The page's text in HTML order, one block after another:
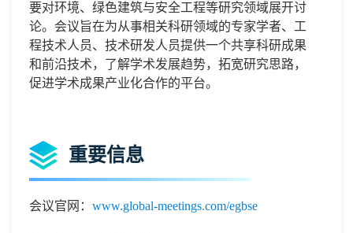
要对环境、绿色建筑与安全工程等研究领域展开讨
论。会议旨在为从事相关科研领域的专家学者、工
程技术人员、技术研发人员提供一个共享科研成果
和前沿技术，了解学术发展趋势，拓宽研究思路，
促进学术成果产业化合作的平台。
重要信息
会议官网： www.global-meetings.com/egbse